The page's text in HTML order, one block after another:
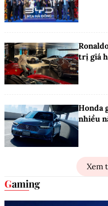
trị giá
Honda
nhiều
Xem
Gaming